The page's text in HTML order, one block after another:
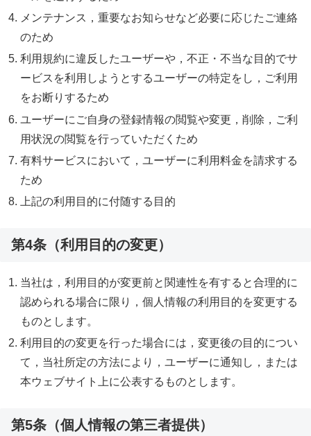
メンテナンス，重要なお知らせなど必要に応じたご連絡
のため
利用規約に違反したユーザーや，不正・不当な目的でサ
ービスを利用しようとするユーザーの特定をし，ご利用
をお断りするため
ユーザーにご自身の登録情報の閲覧や変更，削除，ご利
用状況の閲覧を行っていただくため
有料サービスにおいて，ユーザーに利用料金を請求する
ため
上記の利用目的に付随する目的
第4条（利用目的の変更）
当社は，利用目的が変更前と関連性を有すると合理的に
認められる場合に限り，個人情報の利用目的を変更する
ものとします。
利用目的の変更を行った場合には，変更後の目的につい
て，当社所定の方法により，ユーザーに通知し，または
本ウェブサイト上に公表するものとします。
第5条（個人情報の第三者提供）